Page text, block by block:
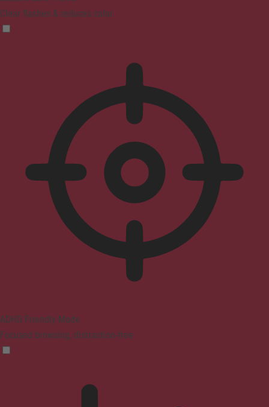
Clear flashes & reduces color
ADHD Friendly Mode
Focused browsing, distraction-free